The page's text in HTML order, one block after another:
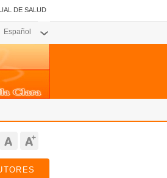
DE SALUD